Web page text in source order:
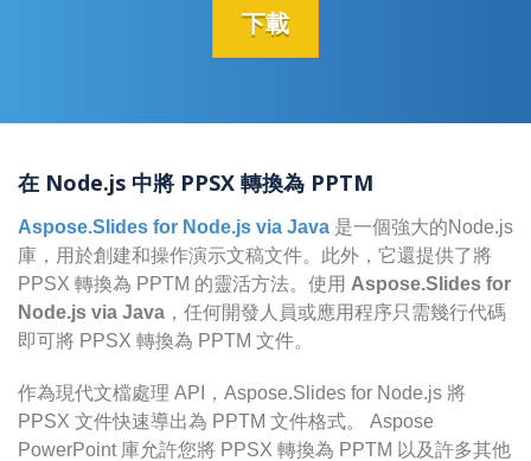
下載
在 Node.js 中將 PPSX 轉換為 PPTM
Aspose.Slides for Node.js via Java 是一個強大的Node.js
庫，用於創建和操作演示文稿文件。此外，它還提供了將
PPSX 轉換為 PPTM 的靈活方法。使用 Aspose.Slides for
Node.js via Java ，任何開發人員或應用程序只需幾行代碼
即可將 PPSX 轉換為 PPTM 文件。
作為現代文檔處理 API，Aspose.Slides for Node.js 將
PPSX 文件快速導出為 PPTM 文件格式。 Aspose
PowerPoint 庫允許您將 PPSX 轉換為 PPTM 以及許多其他